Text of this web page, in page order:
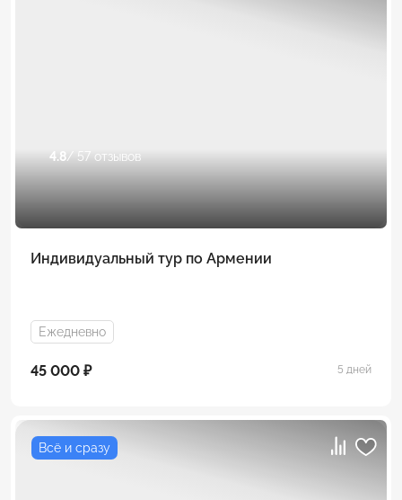
4.8/ 57 отзывов
Индивидуальный тур по Армении
Ежедневно
45 000 ₽ 5 дней
Всё и сразу